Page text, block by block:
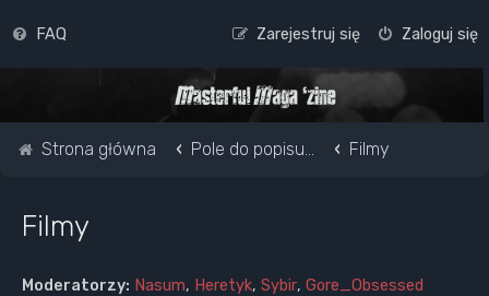
FAQ Zaloguj się
Zarejestruj się
Strona główna Pole do popisu... Filmy
Filmy
Moderatorzy: Nasum, Heretyk, Sybir, Gore_Obsessed